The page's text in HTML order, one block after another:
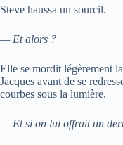
Steve haussa un sourcil.
— Et alors ?
Elle se mordit légèrement
Jacques avant de se
courbes sous la lumière.
— Et si on lui offrait un